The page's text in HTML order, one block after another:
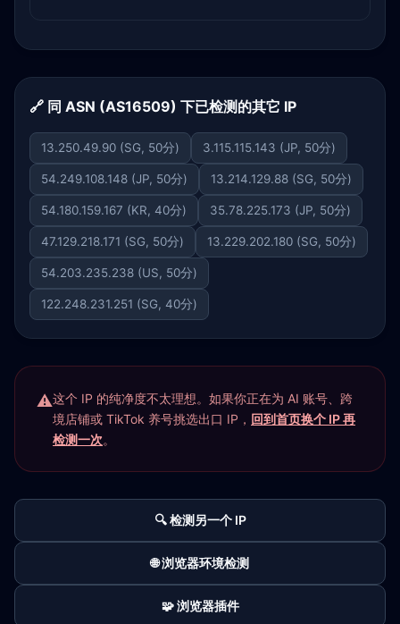
🔗 同 ASN (AS16509) 下已检测的其它 IP
13.250.49.90 (SG, 50分) 3.115.115.143 (JP, 50分)
54.249.108.148 (JP, 50分) 13.214.129.88 (SG, 50分)
54.180.159.167 (KR, 40分) 35.78.225.173 (JP, 50分)
47.129.218.171 (SG, 50分) 13.229.202.180 (SG, 50分)
54.203.235.238 (US, 50分)
122.248.231.251 (SG, 40分)
这个 IP 的纯净度不太理想。如果你正在为 AI 账号、跨
境店铺或 TikTok 养号挑选出口 IP， 回到首页换个 IP 再
检测一次。
🔍 检测另一个 IP
🌐 浏览器环境检测
🧩 浏览器插件